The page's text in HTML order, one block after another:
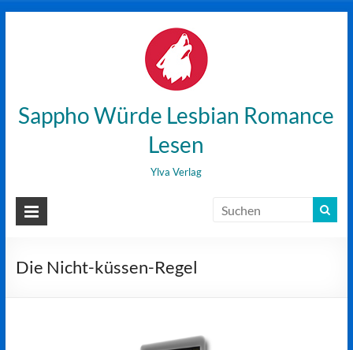
Sappho Würde Lesbian Romance
Lesen
Ylva Verlag
Die Nicht-küssen-Regel